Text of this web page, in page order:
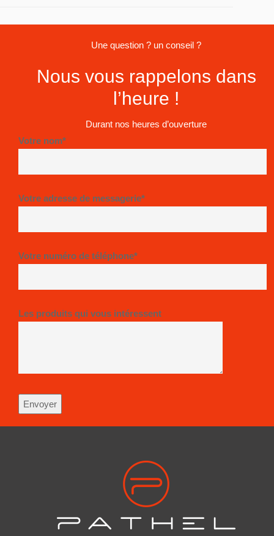
Une question ? un conseil ?
Nous vous rappelons dans
l’heure !
Durant nos heures d’ouverture
Votre nom*
Votre adresse de messagerie*
Votre numéro de téléphone*
Les produits qui vous intéressent